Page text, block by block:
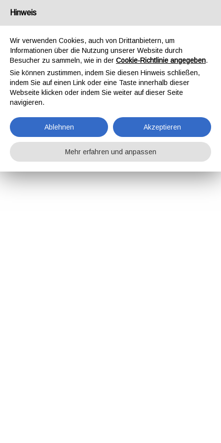
Hinweis
Wir verwenden Cookies, auch von Drittanbietern, um
Informationen über die Nutzung unserer Website durch
Besucher zu sammeln, wie in der Cookie-Richtlinie angegeben.
Sie können zustimmen, indem Sie diesen Hinweis schließen,
indem Sie auf einen Link oder eine Taste innerhalb dieser
Webseite klicken oder indem Sie weiter auf dieser Seite
navigieren.
Ablehnen Akzeptieren
Mehr erfahren und anpassen